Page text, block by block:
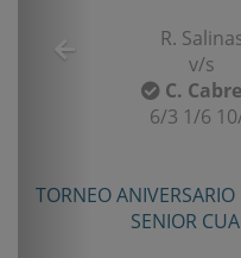
R.
v/s
C.
6/3 1/6
TORNEO
SENIOR